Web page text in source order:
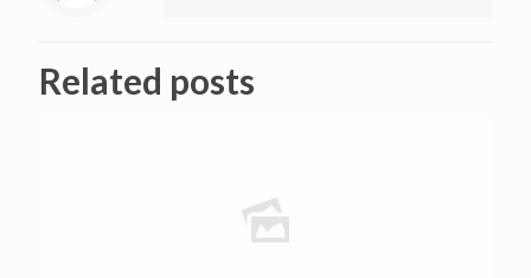
Related posts